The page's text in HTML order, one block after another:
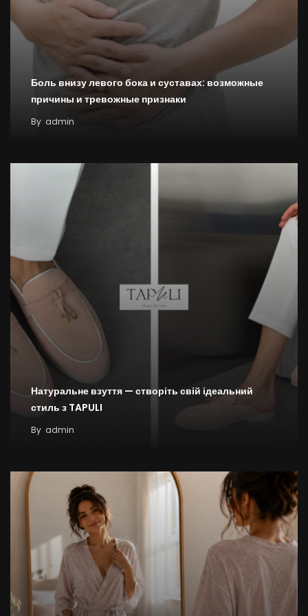
Боль внизу левого бока и суставах: возможные
причины и тревожные признаки
By admin
Натуральне взуття — створіть свій ідеальний
стиль з TAPULI
By admin